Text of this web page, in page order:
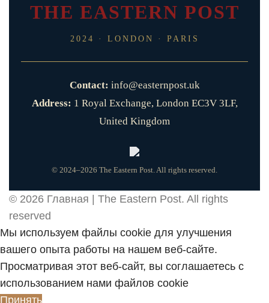
THE EASTERN POST
2024 · LONDON · PARIS
Contact: info@easternpost.uk
Address: 1 Royal Exchange, London EC3V 3LF,
United Kingdom
© 2024–2026 The Eastern Post. All rights reserved.
© 2026 Главная | The Eastern Post. All rights
reserved
Мы используем файлы cookie для улучшения
вашего опыта работы на нашем веб-сайте.
Просматривая этот веб-сайт, вы соглашаетесь с
использованием нами файлов cookie
Принять